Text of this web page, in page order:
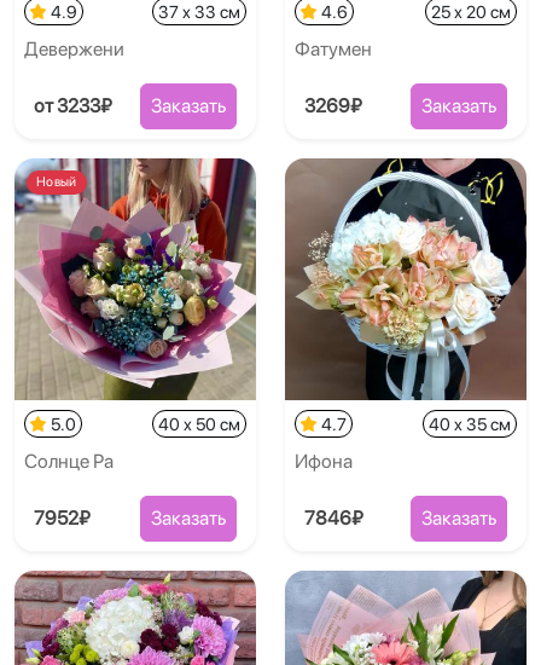
4.9 37 x 33 см
Девержени
от 3233₽ Заказать
4.6 25 x 20 см
Фатумен
3269₽ Заказать
Новый
5.0 40 x 50 см
Солнце Ра
7952₽ Заказать
4.7 40 x 35 см
Ифона
7846₽ Заказать